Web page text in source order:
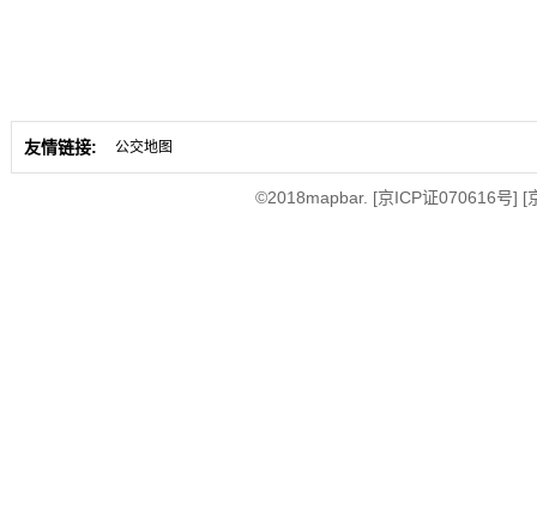
友情链接: 公交地图
©2018mapbar. [京ICP证070616号] [